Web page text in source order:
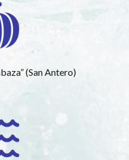
(San Antero)